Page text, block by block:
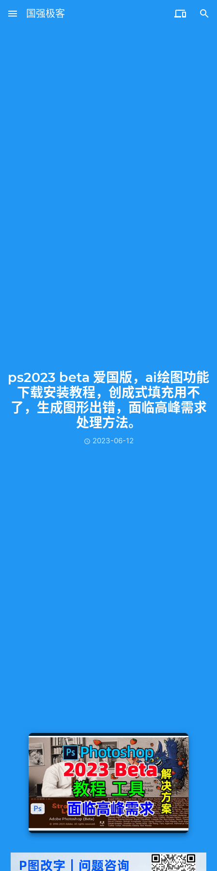
menu 国强极客  
ps2023 beta 爱国版，ai绘图功能
下载安装教程，创成式填充用不
了，生成图形出错，面临高峰需求
处理方法。
 2023-06-12